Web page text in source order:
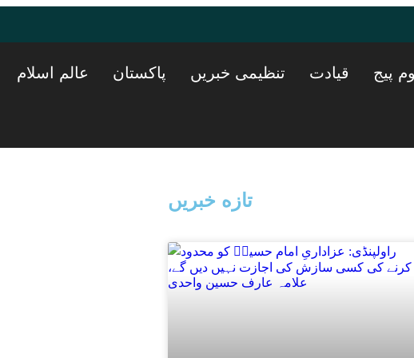
پیج قیادت تنظیمی خبریں پاکستان عالم اسلام
تازه خبریں